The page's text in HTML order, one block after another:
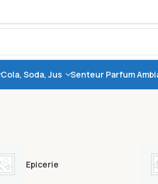
Cola, Soda, Jus Senteur Parfum
Epicerie